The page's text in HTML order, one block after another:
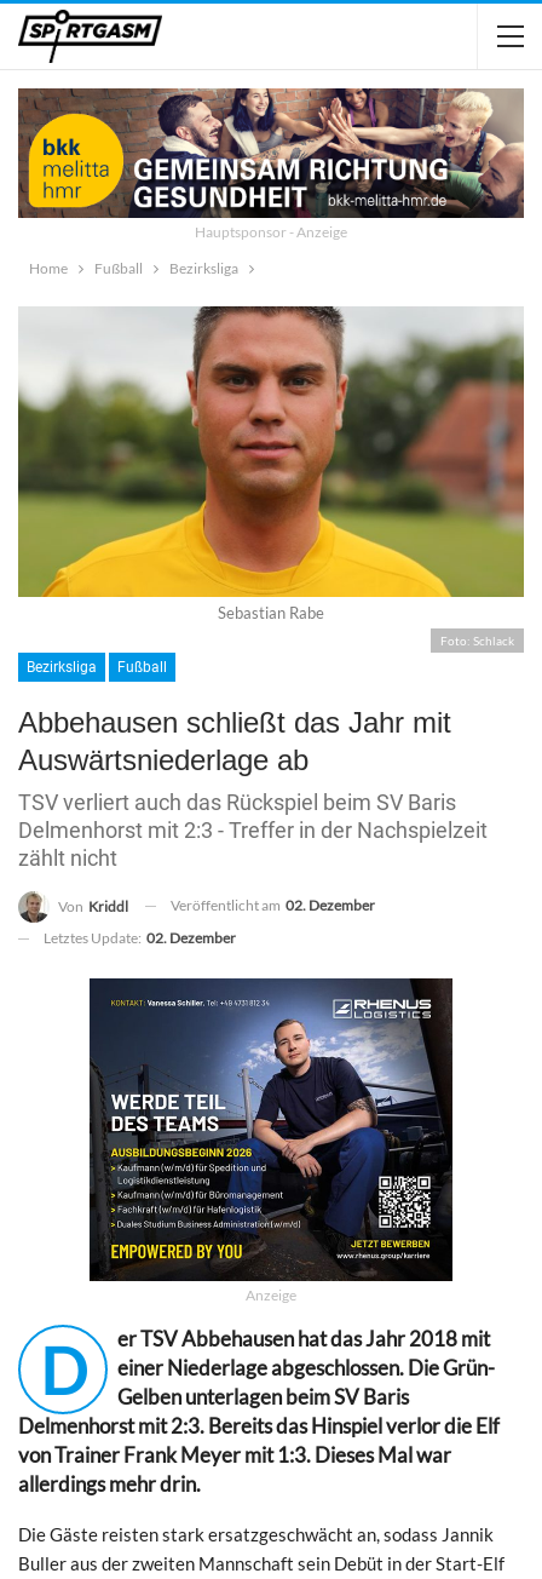
Hauptsponsor - Anzeige
Home
Fußball Bezirksliga
Sebastian Rabe
Foto: Schlack
Bezirksliga Fußball
Abbehausen schließt das Jahr mit
Auswärtsniederlage ab
TSV verliert auch das Rückspiel beim SV Baris
Delmenhorst mit 2:3 - Treffer in der Nachspielzeit
zählt nicht
Von Kriddl Veröffentlicht am 02. Dezember
Letztes Update: 02. Dezember
Anzeige
D
er TSV Abbehausen hat das Jahr 2018 mit
einer Niederlage abgeschlossen. Die Grün-
Gelben unterlagen beim SV Baris
Delmenhorst mit 2:3. Bereits das Hinspiel verlor die Elf
von Trainer Frank Meyer mit 1:3. Dieses Mal war
allerdings mehr drin.
Die Gäste reisten stark ersatzgeschwächt an, sodass Jannik
Buller aus der zweiten Mannschaft sein Debüt in der Start-Elf